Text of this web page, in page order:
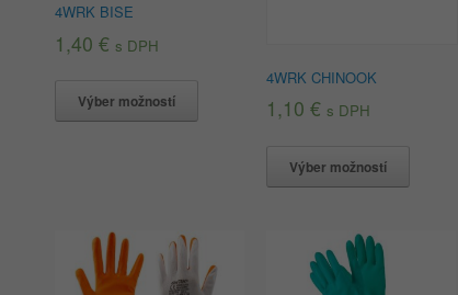
4WRK BISE
1,40€ s DPH
Výber možností
4WRK CHINOOK
1,10 € s DPH
Výber možností